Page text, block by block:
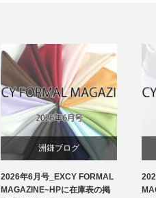
洲鎌ブログ
2026年6月号_EXCY FORMAL
MAGAZINE~HPに在庫表の掲